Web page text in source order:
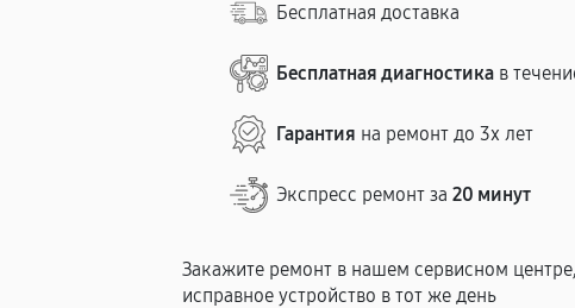
Бесплатная доставка
Бесплатная диагностика в
Гарантия на ремонт до 3х лет
Экспресс ремонт за20 минут
Закажите ремонт в нашем сервисном
исправное устройство в тот же день